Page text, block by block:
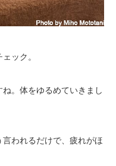
ック。
ね。体をゆるめていきまし
われるだけで、疲れがほ